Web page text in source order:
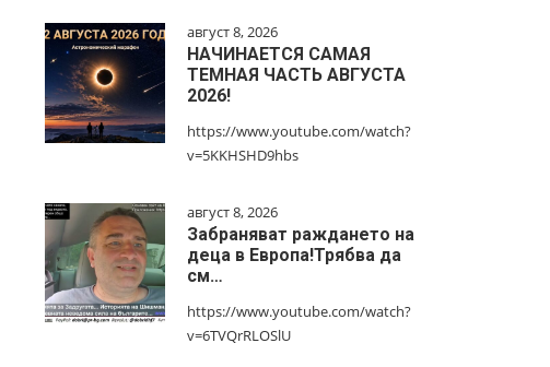
август 8, 2026
НАЧИНАЕТСЯ САМАЯ
ТЕМНАЯ ЧАСТЬ АВГУСТА
2026!
https://www.youtube.com/watch?
v=5KKHSHD9hbs
август 8, 2026
Забраняват раждането на
деца в Европа!Трябва да
см…
https://www.youtube.com/watch?
v=6TVQrRLOSlU